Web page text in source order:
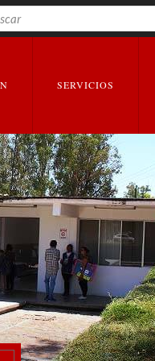
EXPANDIR
SERVICIOS